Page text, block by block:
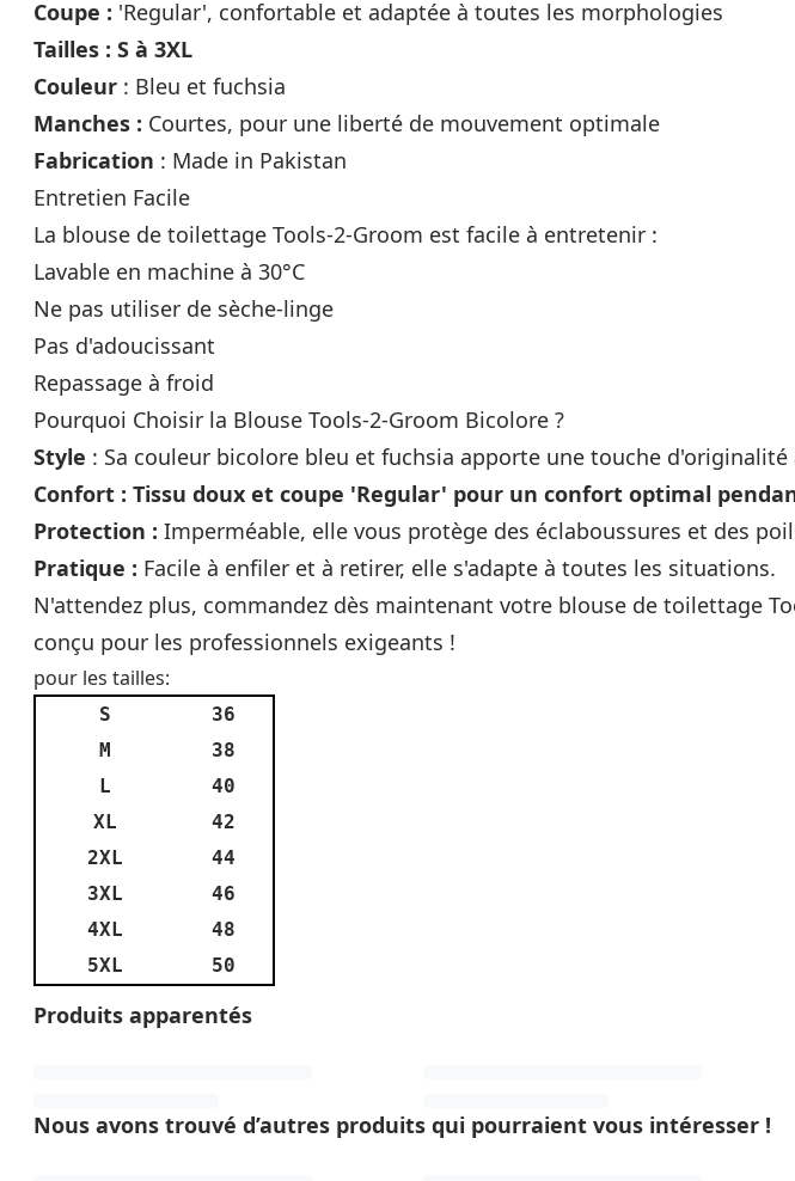
Coupe : 'Regular', confortable et adaptée à toutes les morphologies
Tailles : S à 3XL
Couleur : Bleu et fuchsia
Manches : Courtes, pour une liberté de mouvement optimale
Fabrication : Made in Pakistan
Entretien Facile
La blouse de toilettage Tools-2-Groom est facile à entretenir :
Lavable en machine à 30°C
Ne pas utiliser de sèche-linge
Pas d'adoucissant
Repassage à froid
Pourquoi Choisir la Blouse Tools-2-Groom Bicolore ?
Style : Sa couleur bicolore bleu et fuchsia apporte une touche
Confort : Tissu doux et coupe 'Regular' pour un confort optimal
Protection : Imperméable, elle vous protège des éclaboussures et des
Pratique : Facile à enfiler et à retirer, elle s'adapte à toutes les situations.
N'attendez plus, commandez dès maintenant votre blouse de toilettage
conçu pour les professionnels exigeants !
pour les tailles:
S
36
M
38
L
40
XL
42
2XL
44
3XL
46
4XL
48
5XL
50
Produits apparentés
Nous avons trouvé d’autres produits qui pourraient vous intéresser !